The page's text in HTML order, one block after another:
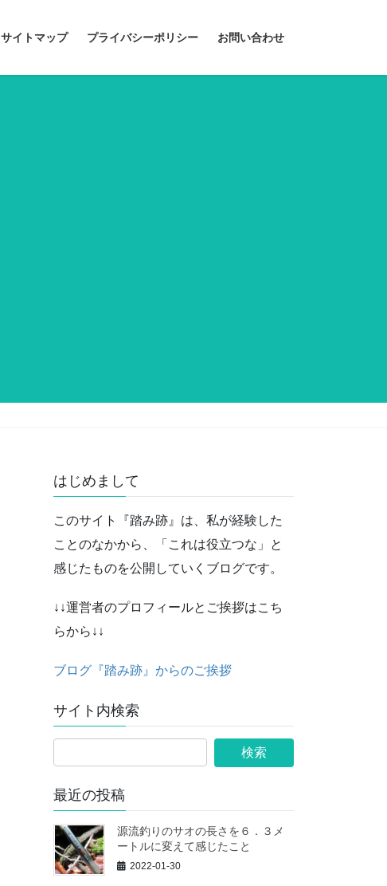
サイトマップ プライバシーポリシー お問い合わせ
はじめまして
このサイト『踏み跡』は、私が経験した
ことのなかから、「これは役立つな」と
感じたものを公開していくブログです。
↓↓運営者のプロフィールとご挨拶はこち
らから↓↓
ブログ『踏み跡』からのご挨拶
サイト内検索
最近の投稿
源流釣りのサオの長さを６．３メ
ートルに変えて感じたこと
2022-01-30